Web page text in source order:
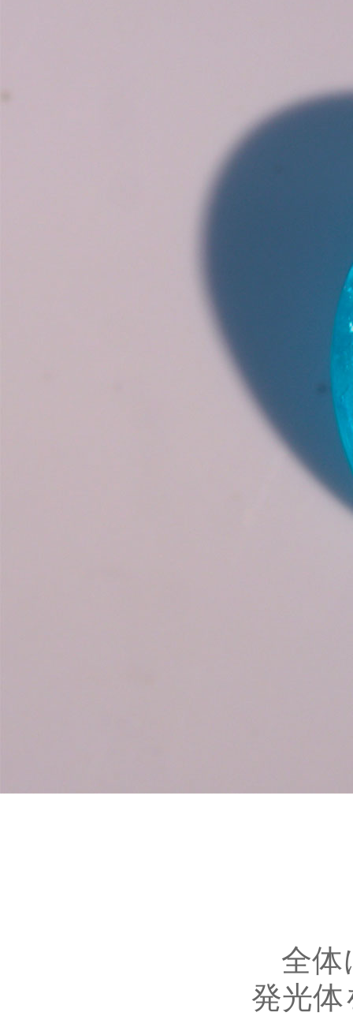
全体
発光